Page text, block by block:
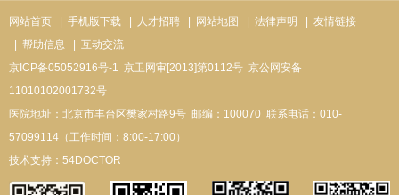
网站首页 | 手机版下载 | 人才招聘 | 网站地图 | 法律声明
| 友情链接
| 帮助信息
| 互动交流
京ICP备05052916号-1 京卫网审[2013]第0112号 京公网安备
11010102001732号
医院地址：北京市丰台区樊家村路9号 邮编：100070 联系电话：010-
57099114（工作时间：8:00-17:00）
技术支持： 54DOCTOR